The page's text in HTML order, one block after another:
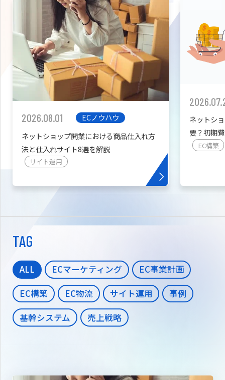
拡張プラグイン一覧
カスタマイズ開発
2026.08.01
ECノウハウ
ネットショップ開業における商品仕入れ方
法と仕入れサイト8選を解説
サイト運用
ネットシ
要？初期
を紹介
EC構築
TAG
ALL ECマーケティング
EC事業計画
EC構築
EC物流 サイト運用
事例
基幹システム
売上戦略